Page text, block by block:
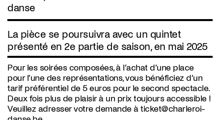
danse
La pièce se poursuivra avec un quintet
présenté en 2e partie de saison, en mai 2025
Pour les soirées composées, à l’achat d’une place
pour l’une des représentations, vous bénéficiez d’un
tarif préférentiel de 5 euros pour le second spectacle.
Deux fois plus de plaisir à un prix toujours accessible !
Veuillez adresser votre demande à ticket@charleroi-